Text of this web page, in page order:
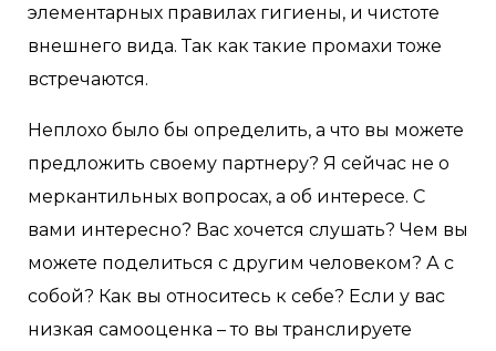
элементарных правилах гигиены, и чистоте
внешнего вида. Так как такие промахи тоже
встречаются.
Неплохо было бы определить, а что вы можете
предложить своему партнеру? Я сейчас не о
меркантильных вопросах, а об интересе. С
вами интересно? Вас хочется слушать? Чем вы
можете поделиться с другим человеком? А с
собой? Как вы относитесь к себе? Если у вас
низкая самооценка – то вы транслируете